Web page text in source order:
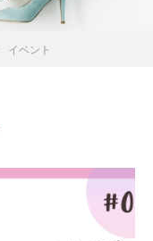
イベント